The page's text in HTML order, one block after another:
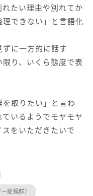
たい理由や別れてか
できない」と言語化
ずに一方的に話す
り、いくら態度で表
取りたい」と言わ
いるようでモヤモヤ
をいただきたいで
症候群）